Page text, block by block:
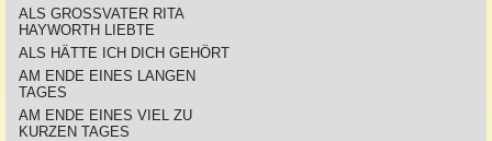
ALS GROSSVATER RITA
HAYWORTH LIEBTE
ALS HÄTTE ICH DICH GEHÖRT
AM ENDE EINES LANGEN
TAGES
AM ENDE EINES VIEL ZU
KURZEN TAGES